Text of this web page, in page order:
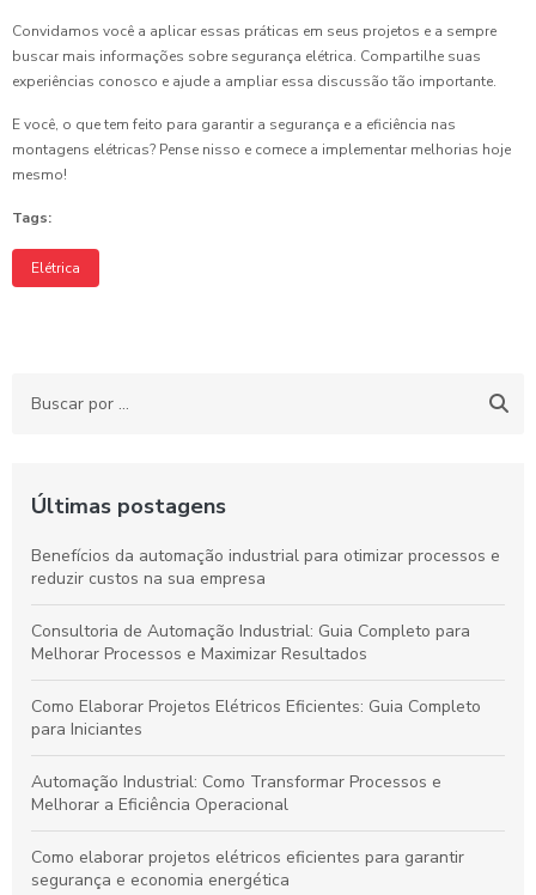
Convidamos você a aplicar essas práticas em seus projetos e a sempre
buscar mais informações sobre segurança elétrica. Compartilhe suas
experiências conosco e ajude a ampliar essa discussão tão importante.
E você, o que tem feito para garantir a segurança e a eficiência nas
montagens elétricas? Pense nisso e comece a implementar melhorias hoje
mesmo!
Tags:
Elétrica
Últimas postagens
Benefícios da automação industrial para otimizar processos e
reduzir custos na sua empresa
Consultoria de Automação Industrial: Guia Completo para
Melhorar Processos e Maximizar Resultados
Como Elaborar Projetos Elétricos Eficientes: Guia Completo
para Iniciantes
Automação Industrial: Como Transformar Processos e
Melhorar a Eficiência Operacional
Como elaborar projetos elétricos eficientes para garantir
segurança e economia energética